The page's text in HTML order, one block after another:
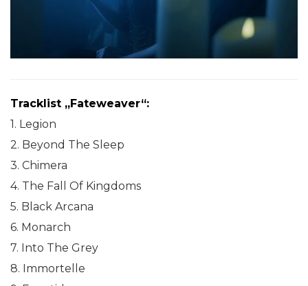
Tracklist „Fateweaver“:
1. Legion
2. Beyond The Sleep
3. Chimera
4. The Fall Of Kingdoms
5. Black Arcana
6. Monarch
7. Into The Grey
8. Immortelle